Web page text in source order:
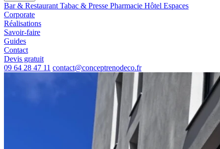
Bar & Restaurant Tabac & Presse Pharmacie Hôtel Espaces
Corporate
Réalisations
Savoir-faire
Guides
Contact
Devis gratuit
09 64 28 47 11 contact@conceptrenodeco.fr